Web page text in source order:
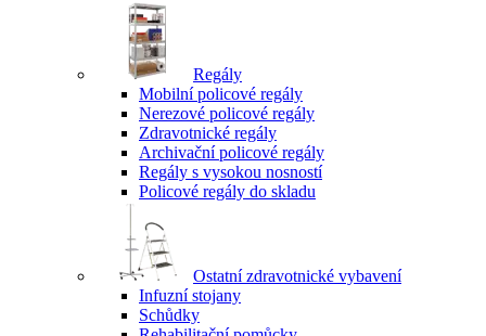
Regály
Mobilní policové regály
Nerezové policové regály
Zdravotnické regály
Archivační policové regály
Regály s vysokou nosností
Policové regály do skladu
Ostatní zdravotnické vybavení
Infuzní stojany
Schůdky